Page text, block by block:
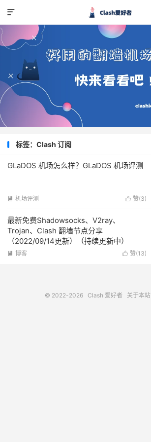

标签：Clash 订阅
GLaDOS 机场怎么样？GLaDOS 机场评测
 赞(3)
 机场评测
最新免费Shadowsocks、V2ray、
Trojan、Clash 翻墙节点分享
（2022/09/14更新）（持续更新中）
 赞(13)
 博客
© 2022-2026 Clash 爱好者 关于本站